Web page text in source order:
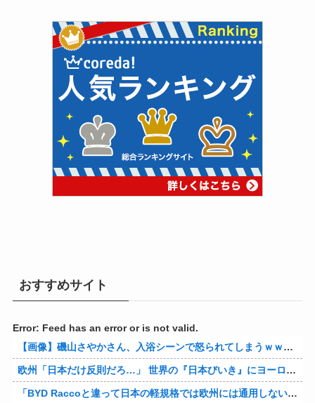
おすすめサイト
Error: Feed has an error or is not valid.
【画像】磯山さやかさん、入浴シーンで怒られてしまうｗｗｗｗｗｗ
欧州「日本だけ反則だろ…」 世界の『日本びいき』にヨーロッパ全土から不満の声
「BYD Raccoと違って日本の軽規格では欧州には通用しない」と自動車系ライターが示唆、だが速攻で反例を提示されて即落ち二コマ状態に……